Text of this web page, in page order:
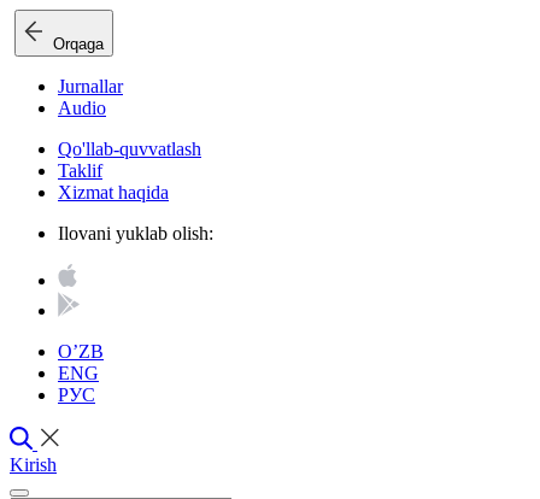
Orqaga
Jurnallar
Audio
Qo'llab-quvvatlash
Taklif
Xizmat haqida
Ilovani yuklab olish:
O’ZB
ENG
РУС
Kirish